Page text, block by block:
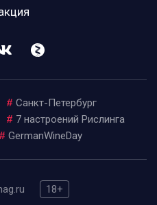
# Санкт-Петербург
# 7 настроений Рислинга
# GermanWineDay
18+